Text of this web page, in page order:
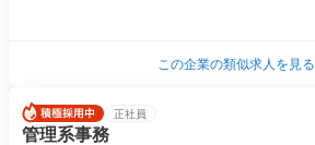
この企業の類似求人を見る
正社員
管理系事務